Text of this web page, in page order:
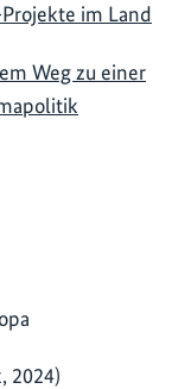
im Land
Weg zu einer
2024)